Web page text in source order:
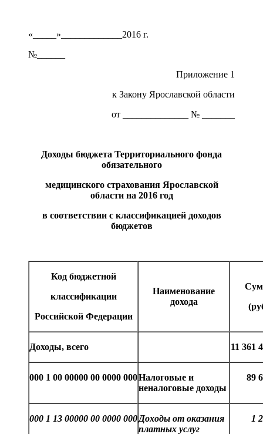
«_____»_____________2016 г.
№______
Приложение 1
к Закону Ярославской области
от ______________ № _______
Доходы бюджета Территориального фонда
обязательного
медицинского страхования Ярославской
области на 2016 год
в соответствии с классификацией доходов
бюджетов
Код бюджетной
классификации
Российской Федерации
Наименование
дохода
Доходы, всего 11 361
000 1 00 00000 00 0000 000Налоговые и
неналоговые доходы
89
000 1 13 00000 00 0000 000Доходы от оказания
платных услуг
1